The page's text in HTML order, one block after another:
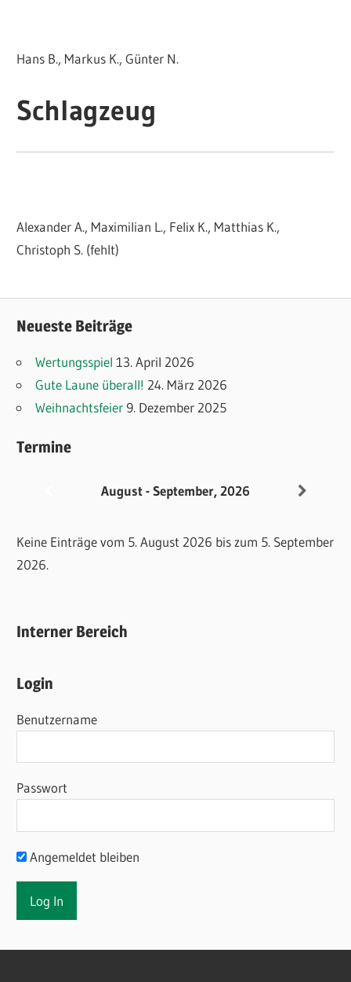
Hans B., Markus K., Günter N.
Schlagzeug
Alexander A., Maximilian L., Felix K., Matthias K.,
Christoph S. (fehlt)
Neueste Beiträge
Wertungsspiel 13. April 2026
Gute Laune überall! 24. März 2026
Weihnachtsfeier 9. Dezember 2025
Termine
August - September, 2026
Keine Einträge vom 5. August 2026 bis zum 5. September
2026.
Interner Bereich
Login
Benutzername
Passwort
Angemeldet bleiben